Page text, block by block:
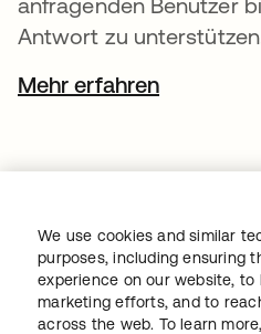
Antwort zu
Mehr erfahren
Datenschutz-, Sicherheits-,
Unternehmensberatung dar.
Der Inhalt gibt womöglich
relevanten Sicherheits-,
We use cookies and similar
purposes, including ensuring
experience on our website, to
marketing efforts, and to
across the web. To learn